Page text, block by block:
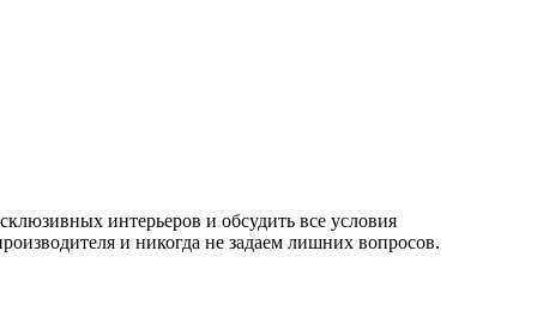
интерьеров и обсудить все условия
и никогда не задаем лишних вопросов.